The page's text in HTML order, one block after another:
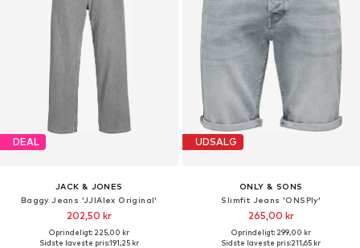
DEAL
JACK & JONES
Baggy Jeans 'JJIAlex Original'
202,50 kr
Oprindeligt: 225,00 kr
Sidste laveste pris:191,25 kr
UDSALG
ONLY & SONS
Slimfit Jeans 'ONSPly'
265,00 kr
Oprindeligt: 299,00 kr
Sidste laveste pris:211,65 kr